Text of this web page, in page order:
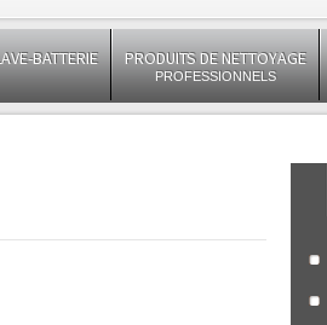
BATTERIE PRODUITS DE NETTOYAGE
PROFESSIONNELS